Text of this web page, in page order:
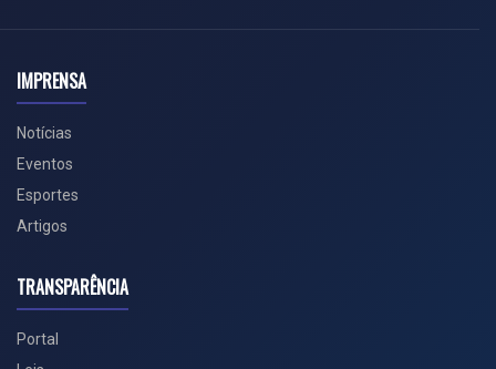
IMPRENSA
Notícias
Eventos
Esportes
Artigos
TRANSPARÊNCIA
Portal